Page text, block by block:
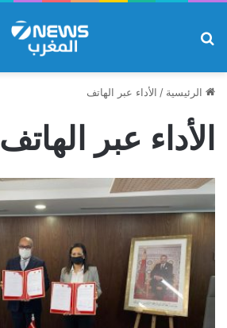
الرئيسية / الأداء عبر الهاتف
الأداء عبر الهاتف